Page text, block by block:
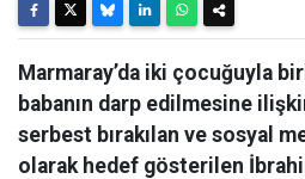
Marmaray’da iki çocuğuyla
babanın darp edilmesine
serbest bırakılan ve sosyal
olarak hedef gösterilen